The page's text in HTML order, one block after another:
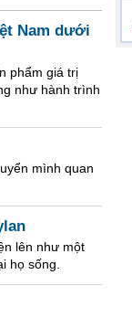
Nam dưới
phẩm giá trị
như hành trình
mình quan
lên như một
họ sống.